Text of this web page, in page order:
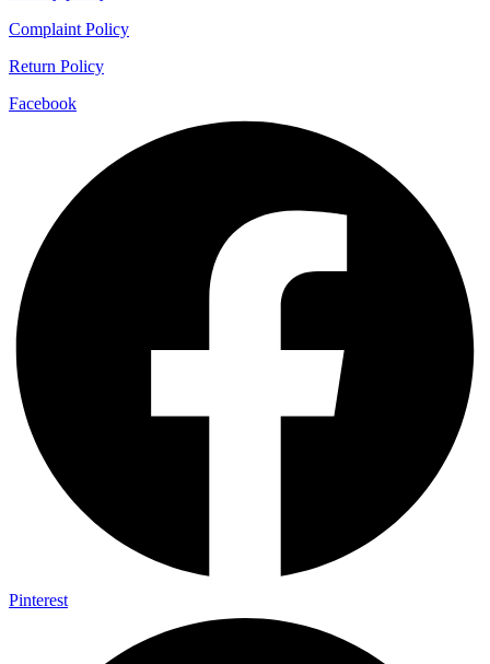
Complaint Policy
Return Policy
Facebook
Pinterest